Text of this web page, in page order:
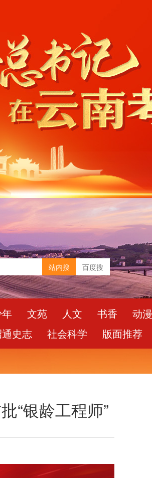
站内搜 百度搜
文苑 人文 书香
动漫
史志
社会科学 版面推荐
“银龄工程师”